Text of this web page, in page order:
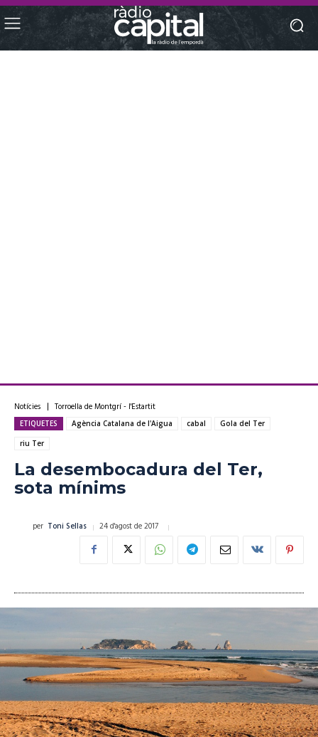
Notícies Torroella de Montgrí - l'Estartit
ETIQUETES Agència Catalana de l'Aigua cabal
Gola del Ter
riu Ter
La desembocadura del Ter,
sota mínims
per Toni Sellas 24 d'agost de 2017